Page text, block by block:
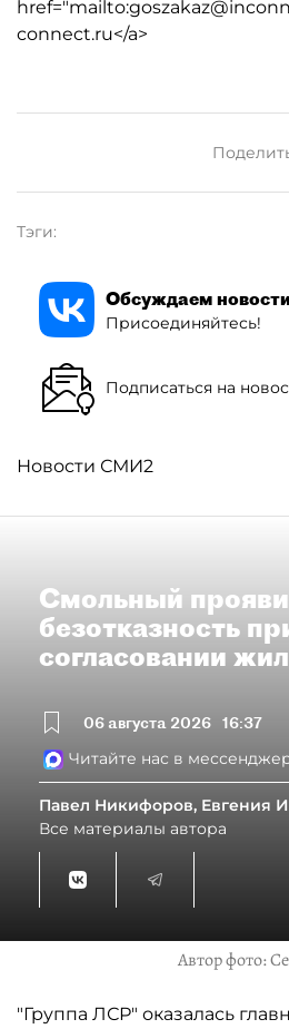
connect.ru</a>
Тэги:
Обсуждаем
Присоединяйтесь!
Подписаться на
Новости СМИ2
Смольный
безотказность
согласовании
06 августа 2026 16:37
Читайте нас в
Павел Никифоров, Евгения
Все материалы автора
Автор фото:
"Группа ЛСР" оказалась